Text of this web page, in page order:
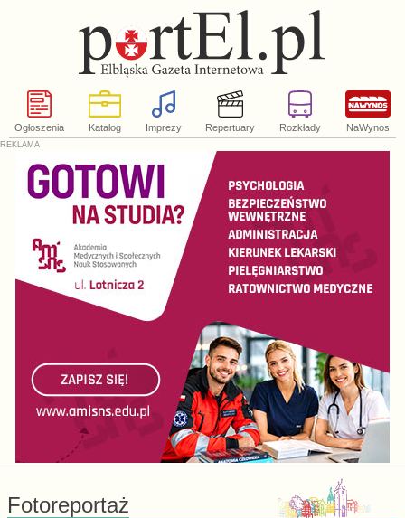
Ogłoszenia Katalog Imprezy Repertuary Rozkłady NaWynos
Fotoreportaż